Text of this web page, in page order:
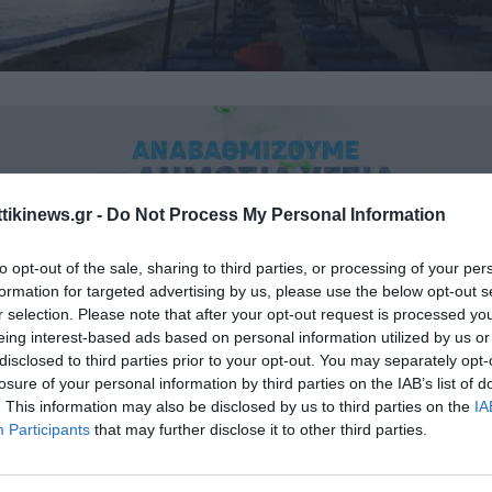
- Do Not Process My Personal Information
opt-out of the sale, sharing to third parties, or processing of your
for targeted advertising by us, please use the below opt-out
selection. Please note that after your opt-out request is processed
interest-based ads based on personal information utilized by us
to third parties prior to your opt-out. You may separately
of your personal information by third parties on the IAB’s list of
This information may also be disclosed by us to third parties on the
Participants that may further disclose it to other third parties.
μικρή διάρκεια, αλλά μεγάλη ένταση, προκαλώντας σοβαρά
Η ακριβής αποτύπωση των ζημιών θα γίνει με το πρώτο
προκάλεσε η ξαφνική καταιγίδα η οποία έπληξε νωρίς το
2023 το παραλιακό μέτωπο του Δήμου Παγγαίου και δη